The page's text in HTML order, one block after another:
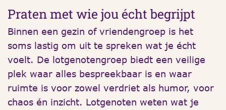
Praten met wie jou écht begrijpt
Binnen een gezin of vriendengroep is het
soms lastig om uit te spreken wat je écht
voelt. De lotgenotengroep biedt een veilige
plek waar alles bespreekbaar is en waar
ruimte is voor zowel verdriet als humor, voor
chaos én inzicht. Lotgenoten weten wat je